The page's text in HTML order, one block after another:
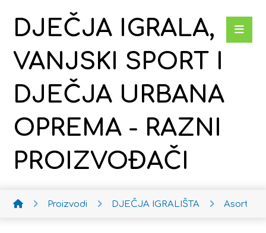
DJEČJA IGRALA,
VANJSKI SPORT I
DJEČJA URBANA
OPREMA - RAZNI
PROIZVOĐAČI
Proizvodi DJEČJA IGRALIŠTA